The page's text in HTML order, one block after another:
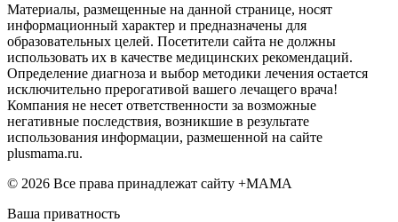
Материалы, размещенные на данной странице, носят
информационный характер и предназначены для
образовательных целей. Посетители сайта не должны
использовать их в качестве медицинских рекомендаций.
Определение диагноза и выбор методики лечения остается
исключительно прерогативой вашего лечащего врача!
Компания не несет ответственности за возможные
негативные последствия, возникшие в результате
использования информации, размешенной на сайте
plusmama.ru.
© 2026 Все права принадлежат сайту +МАМА
Ваша приватность